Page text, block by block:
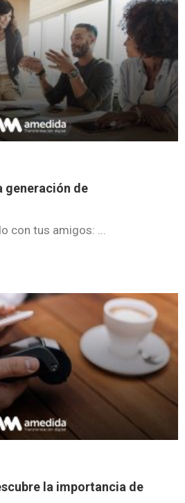
generación de
con tus amigos: ...
la importancia de